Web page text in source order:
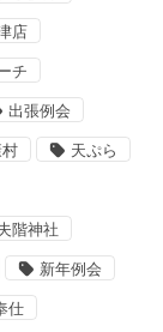
店
チ
出張例会
天ぷら
階神社
新年例会
仕